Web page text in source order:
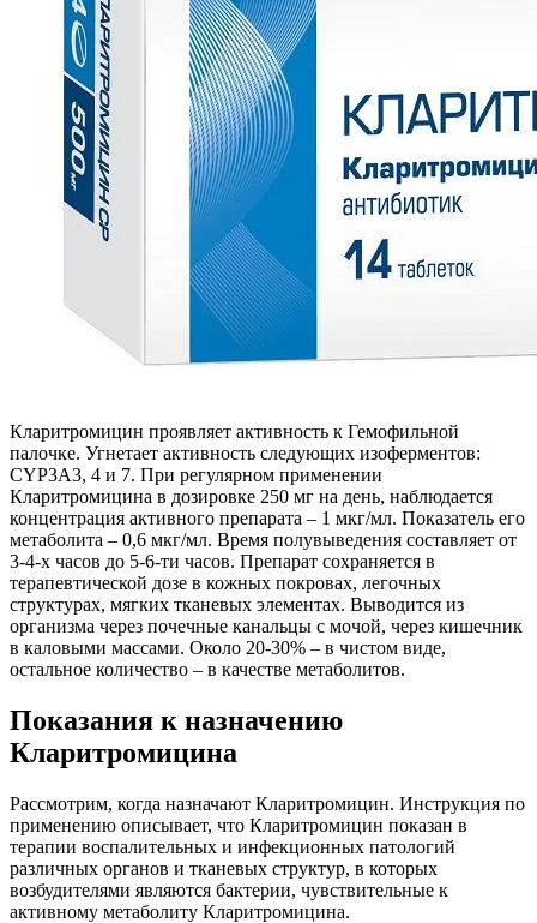
Кларитромицин проявляет активность к Гемофильной
палочке. Угнетает активность следующих изоферментов:
CYP3A3, 4 и 7. При регулярном применении
Кларитромицина в дозировке 250 мг на день, наблюдается
концентрация активного препарата – 1 мкг/мл. Показатель его
метаболита – 0,6 мкг/мл. Время полувыведения составляет от
3-4-х часов до 5-6-ти часов. Препарат сохраняется в
терапевтической дозе в кожных покровах, легочных
структурах, мягких тканевых элементах. Выводится из
организма через почечные канальцы с мочой, через кишечник
в каловыми массами. Около 20-30% – в чистом виде,
остальное количество – в качестве метаболитов.
Показания к назначению
Кларитромицина
Рассмотрим, когда назначают Кларитромицин. Инструкция по
применению описывает, что Кларитромицин показан в
терапии воспалительных и инфекционных патологий
различных органов и тканевых структур, в которых
возбудителями являются бактерии, чувствительные к
активному метаболиту Кларитромицина.